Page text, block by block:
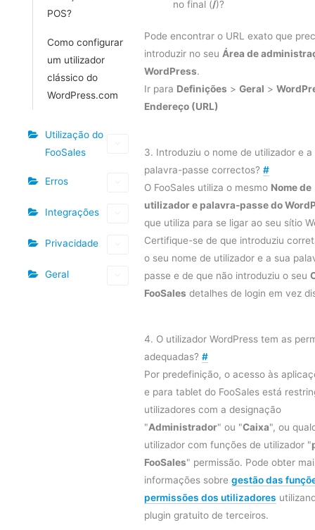
POS?
Como configurar
um utilizador
clássico do
WordPress.com
Utilização do
FooSales
Erros
Integrações
Privacidade
Geral
no final (/)?
Pode encontrar o URL exato que
introduzir no seu Área de
WordPress.
Ir para Definições > Geral >
Endereço (URL)
3. Introduziu o nome de utilizador e a
palavra-passe correctos? #
O FooSales utiliza o mesmo Nome de
utilizador e palavra-passe do
que utiliza para se ligar ao seu sítio
Certifique-se de que introduziu
o seu nome de utilizador e a sua
passe e de que não introduziu o seu
FooSales detalhes de login em vez
4. O utilizador WordPress tem as
adequadas? #
Por predefinição, o acesso às
e para tablet do FooSales está
utilizadores com a designação
"Administrador" ou "Caixa", ou
utilizador com funções de utilizador "
FooSales" permissão. Pode obter
informações sobre gestão das
permissões dos utilizadores
plugin gratuito de terceiros.